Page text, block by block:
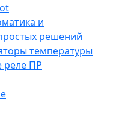
и
решений
температуры
ПР